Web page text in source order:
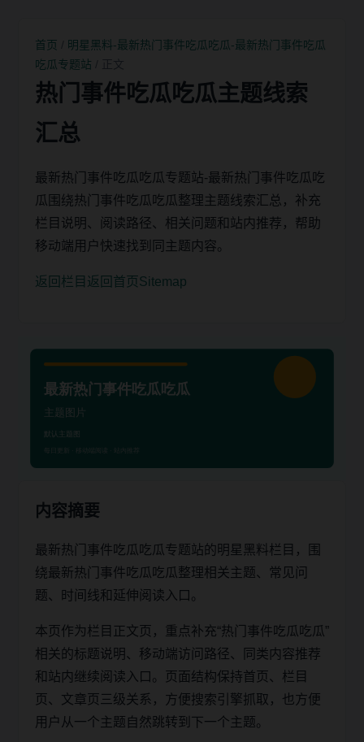
首页
明星黑料-最新热门事件吃瓜吃瓜-最新热门事件吃瓜
吃瓜专题站
热门事件吃瓜吃瓜主题线索
汇总
最新热门事件吃瓜吃瓜专题站-最新热门事件吃瓜吃
瓜围绕热门事件吃瓜吃瓜整理主题线索汇总，补充
栏目说明、阅读路径、相关问题和站内推荐，帮助
移动端用户快速找到同主题内容。
返回栏目 返回首页 Sitemap
内容摘要
最新热门事件吃瓜吃瓜专题站的明星黑料栏目，围
绕最新热门事件吃瓜吃瓜整理相关主题、常见问
题、时间线和延伸阅读入口。
本页作为栏目正文页，重点补充“热门事件吃瓜吃瓜”
相关的标题说明、移动端访问路径、同类内容推荐
和站内继续阅读入口。页面结构保持首页、栏目
页、文章页三级关系，方便搜索引擎抓取，也方便
用户从一个主题自然跳转到下一个主题。